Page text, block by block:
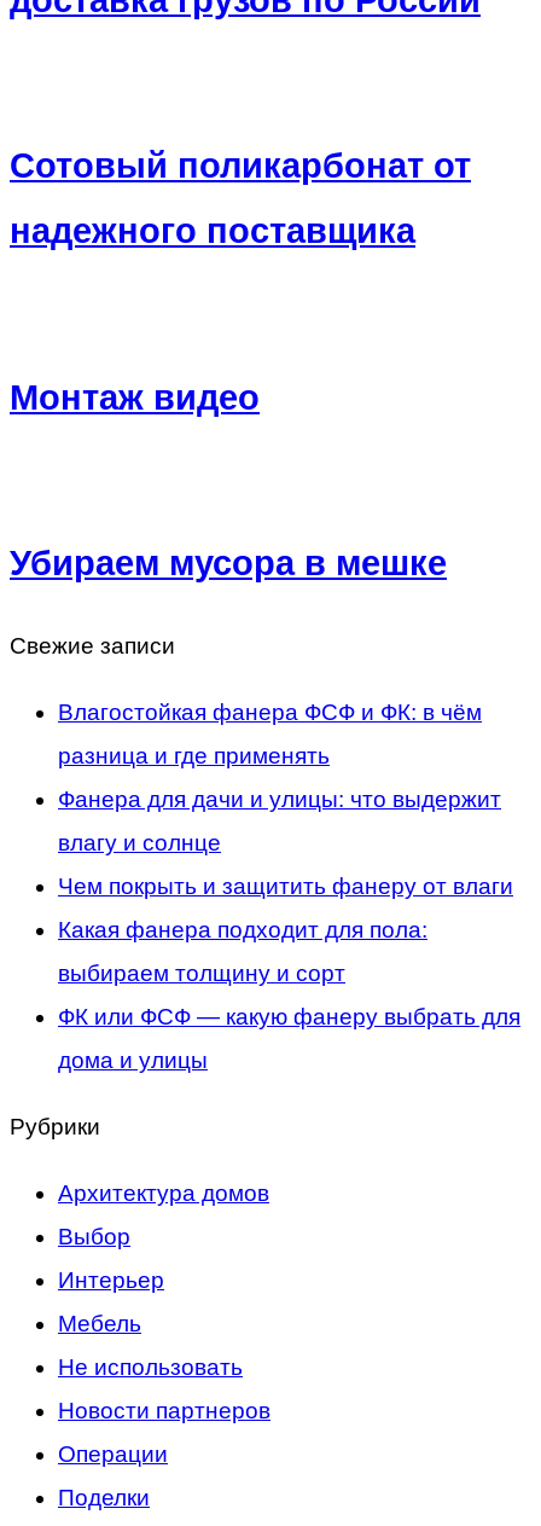
Сотовый поликарбонат от
надежного поставщика
Монтаж видео
Убираем мусора в мешке
Свежие записи
Влагостойкая фанера ФСФ и ФК: в чём
разница и где применять
Фанера для дачи и улицы: что выдержит
влагу и солнце
Чем покрыть и защитить фанеру от влаги
Какая фанера подходит для пола:
выбираем толщину и сорт
ФК или ФСФ — какую фанеру выбрать для
дома и улицы
Рубрики
Архитектура домов
Выбор
Интерьер
Мебель
Не использовать
Новости партнеров
Операции
Поделки